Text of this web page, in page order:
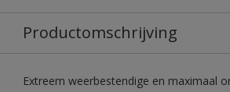
Productomschrijving
Extreem weerbestendige en maximaal